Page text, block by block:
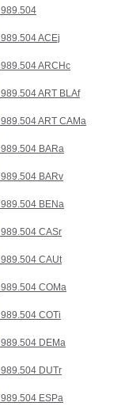
989.504
989.504 ACEj
989.504 ARCHc
989.504 ART BLAf
989.504 ART CAMa
989.504 BARa
989.504 BARv
989.504 BENa
989.504 CASr
989.504 CAUt
989.504 COMa
989.504 COTi
989.504 DEMa
989.504 DUTr
989.504 ESPa